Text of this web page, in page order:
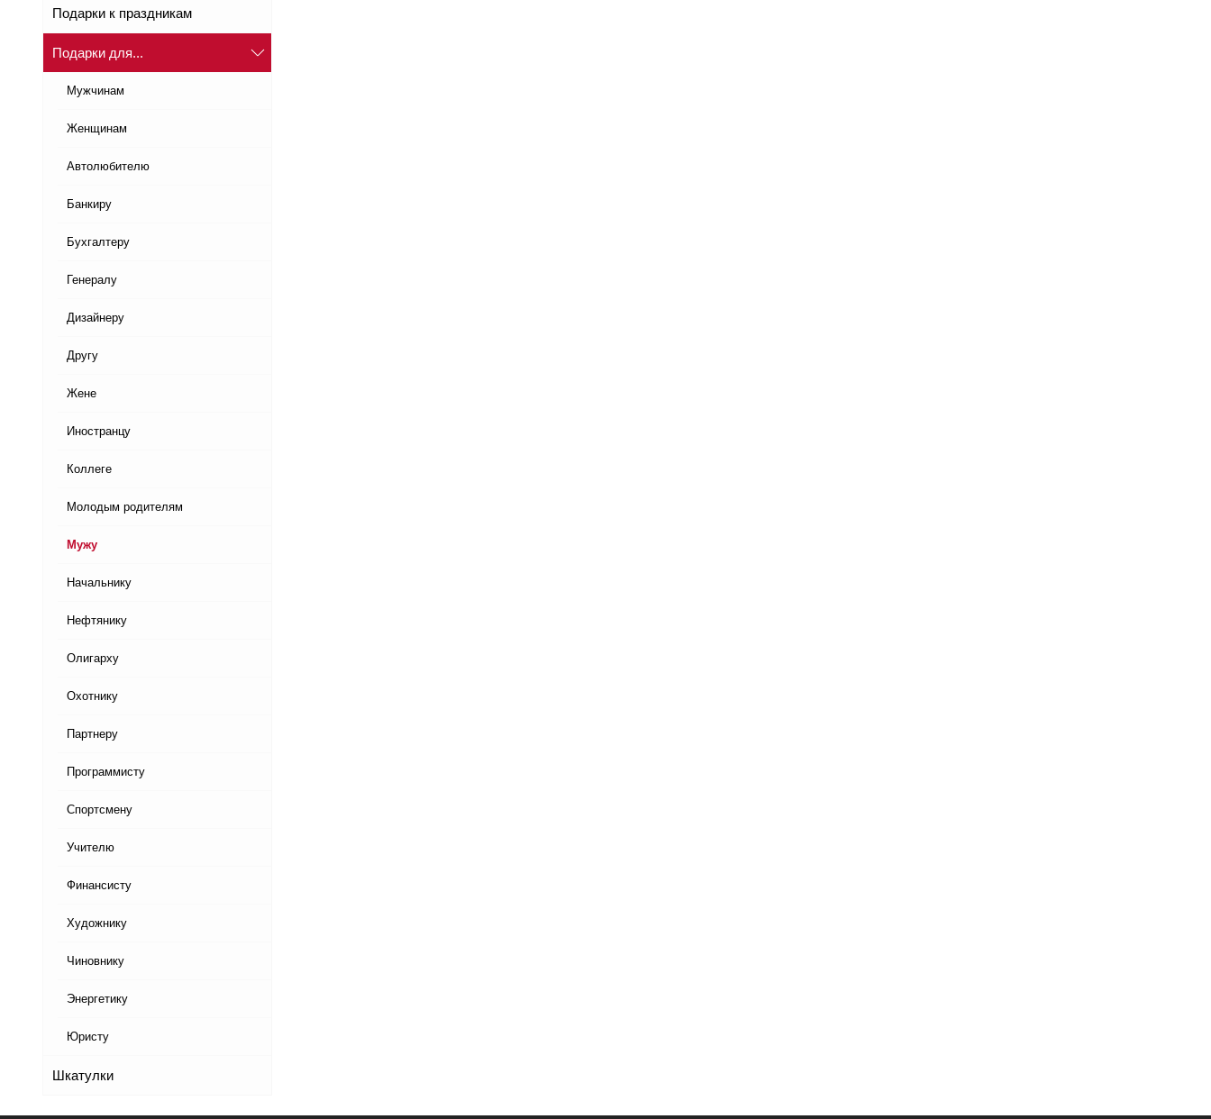
Подарки к праздникам
Подарки для...
Мужчинам
Женщинам
Автолюбителю
Банкиру
Бухгалтеру
Генералу
Дизайнеру
Другу
Жене
Иностранцу
Коллеге
Молодым родителям
Мужу
Начальнику
Нефтянику
Олигарху
Охотнику
Партнеру
Программисту
Спортсмену
Учителю
Финансисту
Художнику
Чиновнику
Энергетику
Юристу
Шкатулки